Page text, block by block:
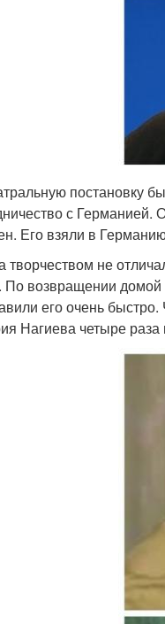
постановку
с
Его взяли в
творчеством не
По возвращении
его очень
Нагиева четыре